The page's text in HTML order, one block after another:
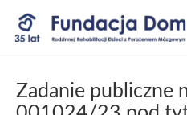
Przejdź
do
Zadanie publiczne